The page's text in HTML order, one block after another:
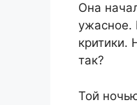
Она
ужасное.
критики.
так?
Той